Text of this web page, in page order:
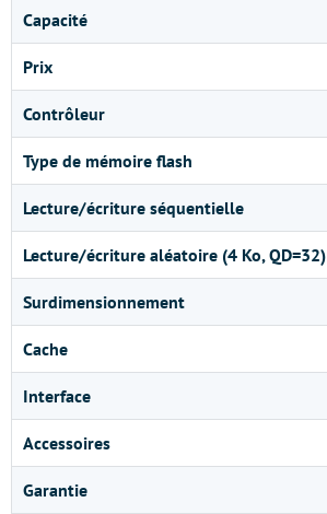
Capacité
Prix
Contrôleur
Type de mémoire flash
Lecture/écriture séquentielle
Lecture/écriture aléatoire (4 Ko, QD=32)
Surdimensionnement
Cache
Interface
Accessoires
Garantie